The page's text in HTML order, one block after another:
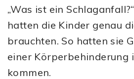
„Was ist ein
hatten die Kinder genau
brauchten. So hatten sie
einer Körperbehinderung
kommen.